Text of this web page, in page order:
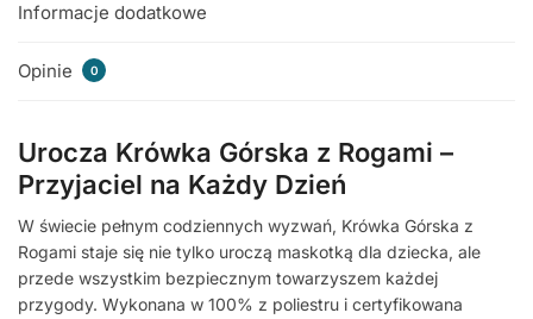
Informacje dodatkowe
Opinie 0
Urocza Krówka Górska z Rogami –
Przyjaciel na Każdy Dzień
W świecie pełnym codziennych wyzwań, Krówka Górska z
Rogami staje się nie tylko uroczą maskotką dla dziecka, ale
przede wszystkim bezpiecznym towarzyszem każdej
przygody. Wykonana w 100% z poliestru i certyfikowana